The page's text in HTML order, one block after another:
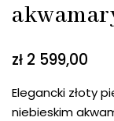
zł 2 599,00
Elegancki złoty
niebieskim